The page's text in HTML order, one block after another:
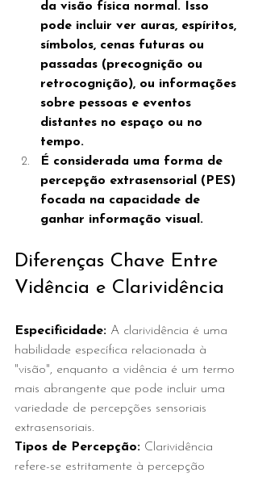
da visão física normal. Isso
pode incluir ver auras, espíritos,
símbolos, cenas futuras ou
passadas (precognição ou
retrocognição), ou informações
sobre pessoas e eventos
distantes no espaço ou no
tempo.
É considerada uma forma de
percepção extrasensorial (PES)
focada na capacidade de
ganhar informação visual.
Diferenças Chave Entre
Vidência e Clarividência
Especificidade: A clarividência é uma
habilidade específica relacionada à
"visão", enquanto a vidência é um termo
mais abrangente que pode incluir uma
variedade de percepções sensoriais
extrasensoriais.
Tipos de Percepção: Clarividência
refere-se estritamente à percepção